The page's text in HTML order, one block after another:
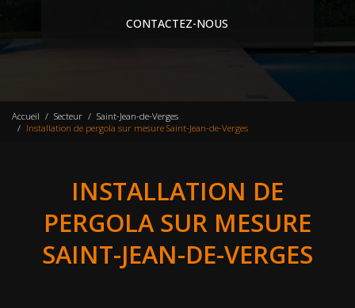
CONTACTEZ-NOUS
Accueil Secteur
Saint-Jean-de-Verges
Installation de pergola sur mesure Saint-Jean-de-Verges
INSTALLATION DE
PERGOLA SUR MESURE
SAINT-JEAN-DE-VERGES